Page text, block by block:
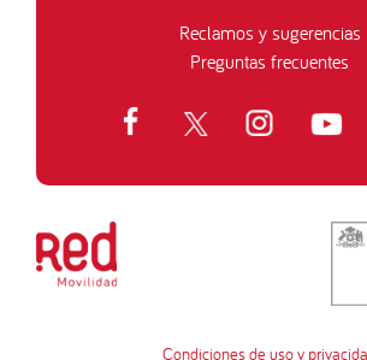
Reclamos y sugerencias
Preguntas frecuentes
Condiciones de uso y